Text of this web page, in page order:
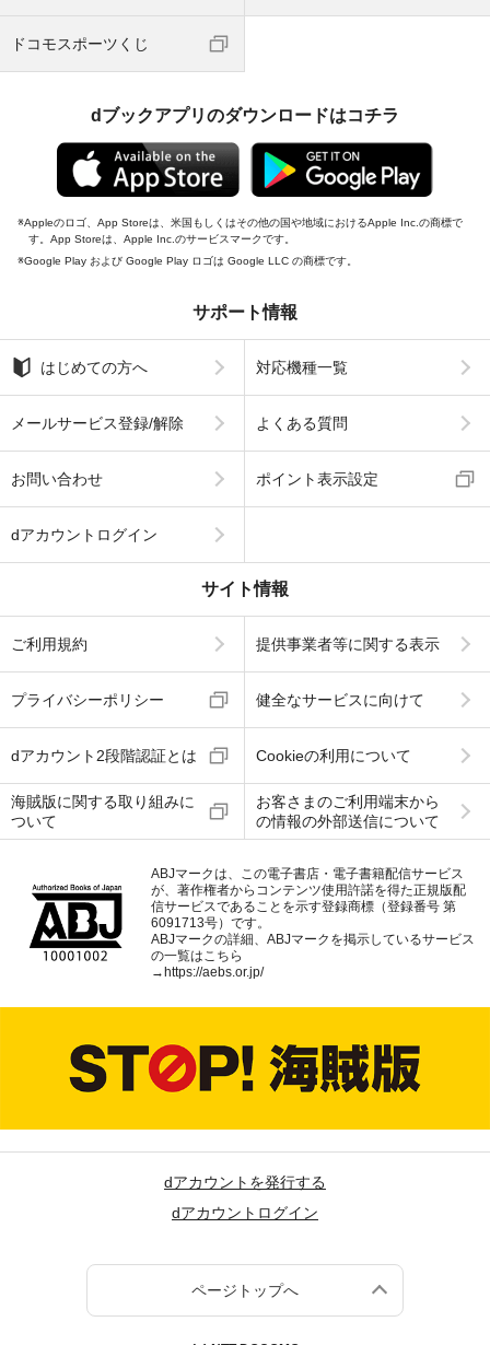
ドコモスポーツくじ
dブックアプリのダウンロードはコチラ
Appleのロゴ、App Storeは、米国もしくはその他の国や地域におけるApple Inc.の商標で
す。App Storeは、Apple Inc.のサービスマークです。
Google Play および Google Play ロゴは Google LLC の商標です。
サポート情報
はじめての方へ 対応機種一覧
メールサービス登録/解除 よくある質問
お問い合わせ ポイント表示設定
dアカウントログイン
サイト情報
ご利用規約 提供事業者等に関する表示
プライバシーポリシー 健全なサービスに向けて
dアカウント2段階認証とは Cookieの利用について
海賊版に関する取り組みに
ついて
お客さまのご利用端末から
の情報の外部送信について
ABJマークは、この電子書店・電子書籍配信サービス
が、著作権者からコンテンツ使用許諾を得た正規版配
信サービスであることを示す登録商標（登録番号 第
6091713号）です。
ABJマークの詳細、ABJマークを掲示しているサービス
の一覧はこちら
→https://aebs.or.jp/
dアカウントを発行する
dアカウントログイン
ページトップへ